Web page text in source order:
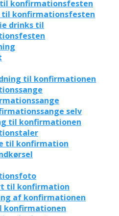
konfirmationsfesten
til konfirmationsfesten
drinks til
til konfirmationen
selv
til konfirmationen
til konfirmation
til konfirmation
af konfirmationen
konfirmationen